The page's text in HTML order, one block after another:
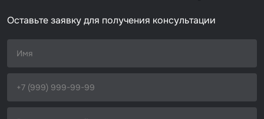
Оставьте заявку для получения консультации